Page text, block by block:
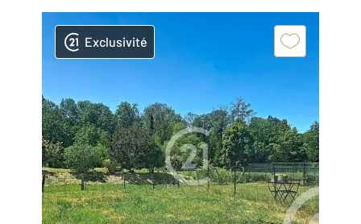
Exclusivité